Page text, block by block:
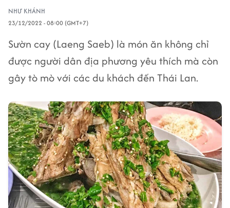
NHƯ KHÁNH
23/12/2022 - 08:00 (GMT+7)
Sườn cay (Laeng Saeb) là món ăn không chỉ
được người dân địa phương yêu thích mà còn
gây tò mò với các du khách đến Thái Lan.